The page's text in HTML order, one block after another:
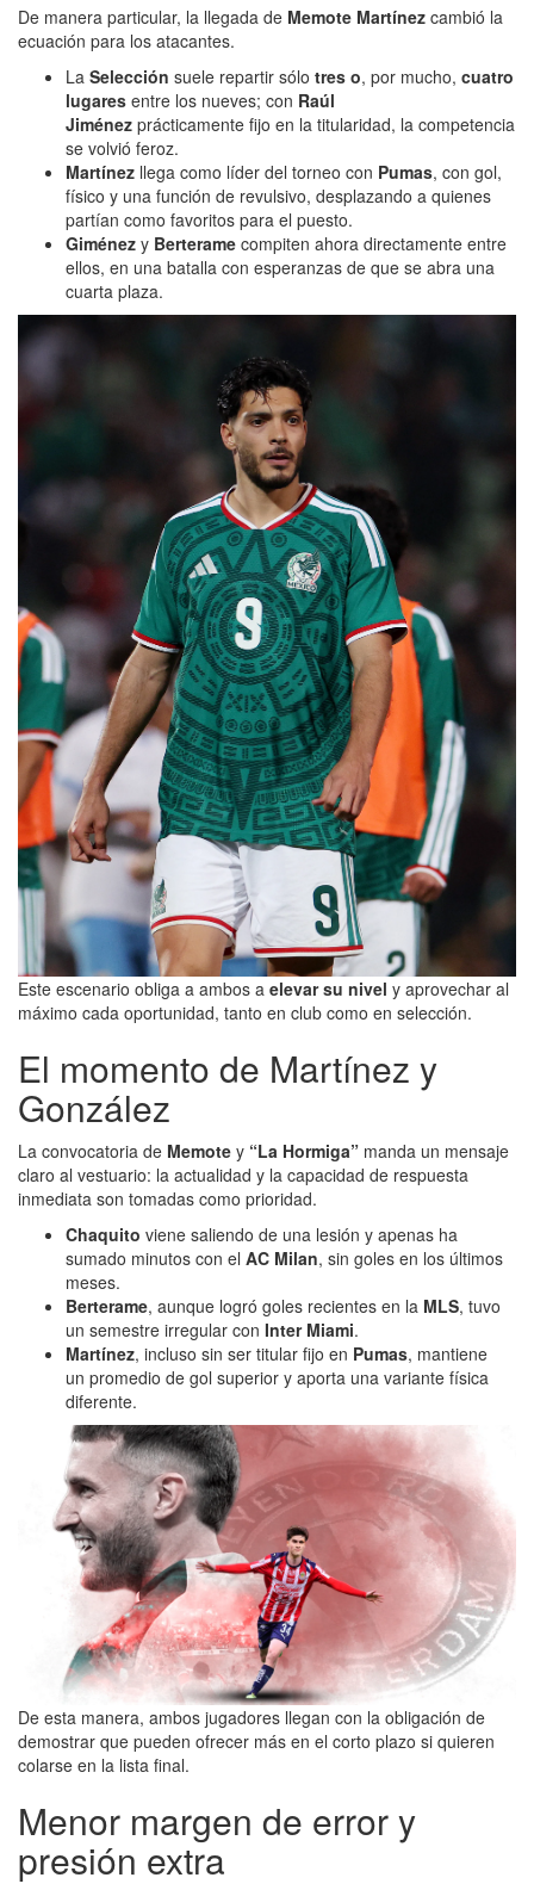
De manera particular, la llegada de Memote Martínez cambió la
ecuación para los atacantes.
La Selección suele repartir sólo tres o, por mucho, cuatro
lugares entre los nueves; con Raúl
Jiménez prácticamente fijo en la titularidad, la competencia
se volvió feroz.
Martínez llega como líder del torneo con Pumas, con gol,
físico y una función de revulsivo, desplazando a quienes
partían como favoritos para el puesto.
Giménez y Berterame compiten ahora directamente entre
ellos, en una batalla con esperanzas de que se abra una
cuarta plaza.
Este escenario obliga a ambos a elevar su nivel y aprovechar al
máximo cada oportunidad, tanto en club como en selección.
El momento de Martínez y
González
La convocatoria de Memote y “La Hormiga” manda un mensaje
claro al vestuario: la actualidad y la capacidad de respuesta
inmediata son tomadas como prioridad.
Chaquito viene saliendo de una lesión y apenas ha
sumado minutos con el AC Milan, sin goles en los últimos
meses.
Berterame, aunque logró goles recientes en la MLS, tuvo
un semestre irregular con Inter Miami.
Martínez, incluso sin ser titular fijo en Pumas, mantiene
un promedio de gol superior y aporta una variante física
diferente.
De esta manera, ambos jugadores llegan con la obligación de
demostrar que pueden ofrecer más en el corto plazo si quieren
colarse en la lista final.
Menor margen de error y
presión extra